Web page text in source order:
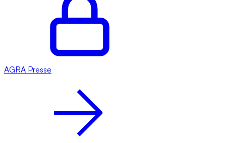
AGRA Presse